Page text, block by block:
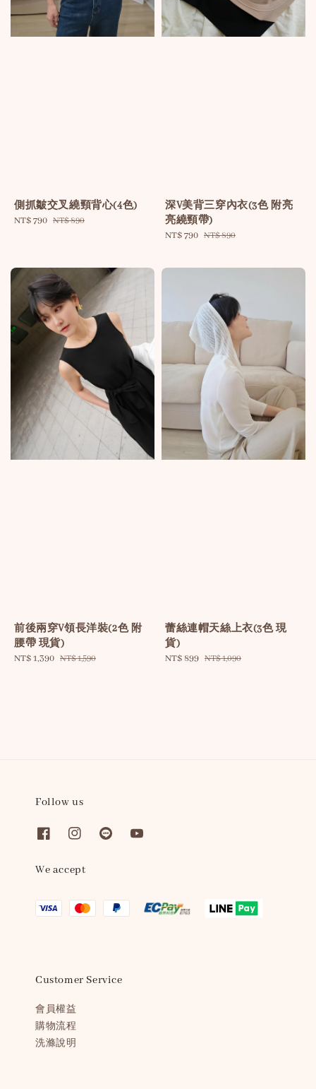
側抓皺交叉繞頸背心(4色)
Sale
NT$ 790 Regular
NT$ 890
深V美背三穿內衣(3色 附亮
亮繞頸帶)
Sale
NT$ 790 Regular
NT$ 890
前後兩穿V領長洋裝(2色 附
腰帶 現貨)
Sale
NT$ 1,390 Regular
NT$ 1,590
蕾絲連帽天絲上衣(3色 現
貨)
Sale
NT$ 899 Regular
NT$ 1,090
Follow us
We accept
Customer Service
會員權益
購物流程
洗滌說明